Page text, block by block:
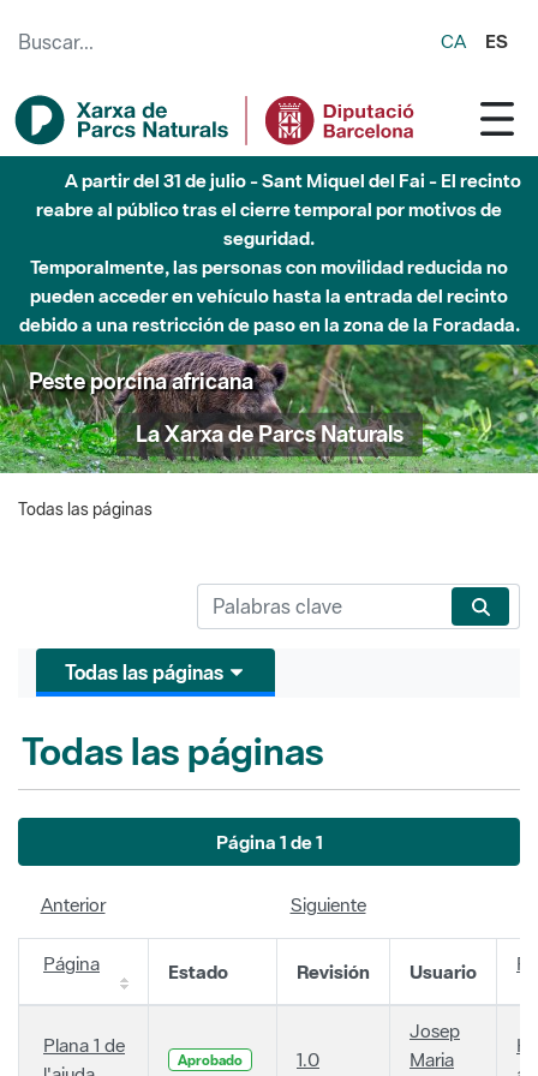
CA ES
A partir del 31 de julio - Sant Miquel del Fai - El recinto
reabre al público tras el cierre temporal por motivos de
seguridad.
Temporalmente, las personas con movilidad reducida no
pueden acceder en vehículo hasta la entrada del recinto
debido a una restricción de paso en la zona de la Foradada.
Peste porcina africana
La Xarxa de Parcs Naturals
Todas las páginas
Todas las páginas
Todas las páginas
Página 1 de 1
Anterior Siguiente
Página Estado Revisión Usuario
Plana 1 de
Aprobado 1.0
Josep
Maria